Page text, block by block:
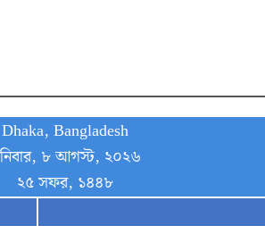
Dhaka, Bangladesh
৮ আগস্ট, ২০২৬
২৫ সফর, ১৪৪৮